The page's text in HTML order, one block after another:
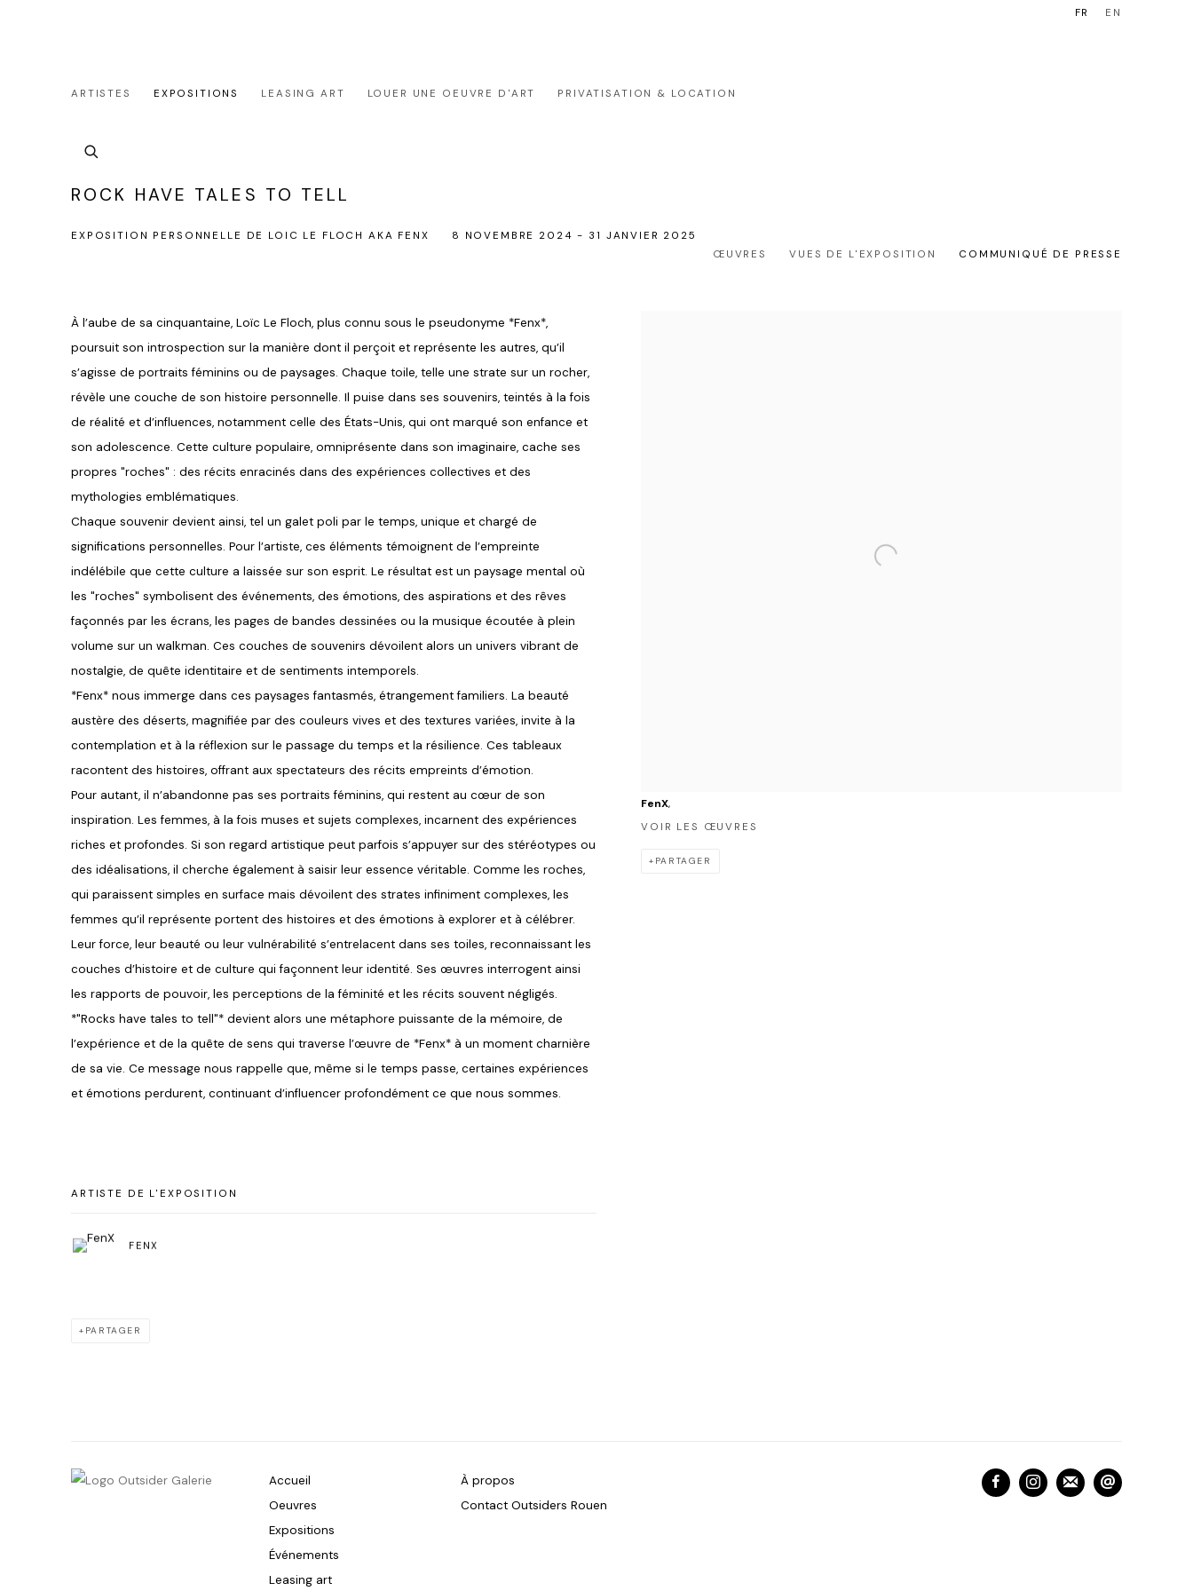
ARTISTES EXPOSITIONS LEASING ART LOUER UNE OEUVRE D'ART PRIVATISATION & LOCATION
FR EN
ROCK HAVE TALES TO TELL
EXPOSITION PERSONNELLE DE LOIC LE FLOCH AKA FENX
8 NOVEMBRE 2024 - 31 JANVIER 2025
ŒUVRES
VUES DE L'EXPOSITION COMMUNIQUÉ DE PRESSE
FenX,
VOIR LES ŒUVRES
PARTAGER
À l’aube de sa cinquantaine, Loïc Le Floch, plus connu sous le pseudonyme *Fenx*,
poursuit son introspection sur la manière dont il perçoit et représente les autres, qu’il
s’agisse de portraits féminins ou de paysages. Chaque toile, telle une strate sur un rocher,
révèle une couche de son histoire personnelle. Il puise dans ses souvenirs, teintés à la fois
de réalité et d’influences, notamment celle des États-Unis, qui ont marqué son enfance et
son adolescence. Cette culture populaire, omniprésente dans son imaginaire, cache ses
propres "roches" : des récits enracinés dans des expériences collectives et des
mythologies emblématiques.
Chaque souvenir devient ainsi, tel un galet poli par le temps, unique et chargé de
significations personnelles. Pour l’artiste, ces éléments témoignent de l’empreinte
indélébile que cette culture a laissée sur son esprit. Le résultat est un paysage mental où
les "roches" symbolisent des événements, des émotions, des aspirations et des rêves
façonnés par les écrans, les pages de bandes dessinées ou la musique écoutée à plein
volume sur un walkman. Ces couches de souvenirs dévoilent alors un univers vibrant de
nostalgie, de quête identitaire et de sentiments intemporels.
*Fenx* nous immerge dans ces paysages fantasmés, étrangement familiers. La beauté
austère des déserts, magnifiée par des couleurs vives et des textures variées, invite à la
contemplation et à la réflexion sur le passage du temps et la résilience. Ces tableaux
racontent des histoires, offrant aux spectateurs des récits empreints d’émotion.
Pour autant, il n’abandonne pas ses portraits féminins, qui restent au cœur de son
inspiration. Les femmes, à la fois muses et sujets complexes, incarnent des expériences
riches et profondes. Si son regard artistique peut parfois s’appuyer sur des stéréotypes ou
des idéalisations, il cherche également à saisir leur essence véritable. Comme les roches,
qui paraissent simples en surface mais dévoilent des strates infiniment complexes, les
femmes qu’il représente portent des histoires et des émotions à explorer et à célébrer.
Leur force, leur beauté ou leur vulnérabilité s’entrelacent dans ses toiles, reconnaissant les
couches d’histoire et de culture qui façonnent leur identité. Ses œuvres interrogent ainsi
les rapports de pouvoir, les perceptions de la féminité et les récits souvent négligés.
*"Rocks have tales to tell"* devient alors une métaphore puissante de la mémoire, de
l’expérience et de la quête de sens qui traverse l’œuvre de *Fenx* à un moment charnière
de sa vie. Ce message nous rappelle que, même si le temps passe, certaines expériences
et émotions perdurent, continuant d’influencer profondément ce que nous sommes.
ARTISTE DE L'EXPOSITION
FENX
PARTAGER
Accueil
Oeuvres
Expositions
Événements
Leasing art
À propos
Contact Outsiders Rouen